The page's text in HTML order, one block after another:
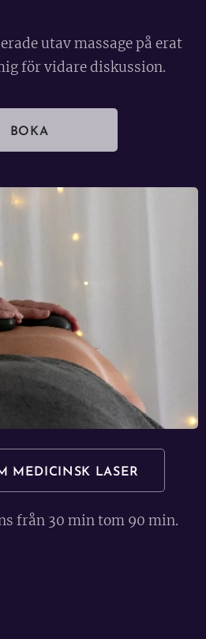
utav massage på erat
för vidare diskussion.
BOKA
MEDICINSK LASER
från 30 min tom 90 min.